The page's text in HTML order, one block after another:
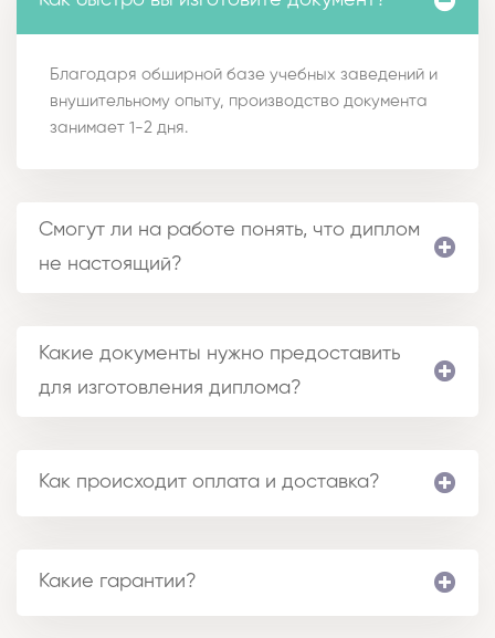
Благодаря обширной базе учебных заведений и
внушительному опыту, производство документа
занимает 1-2 дня.
Смогут ли на работе понять, что диплом
не настоящий?
Какие документы нужно предоставить
для изготовления диплома?
Как происходит оплата и доставка?
Какие гарантии?